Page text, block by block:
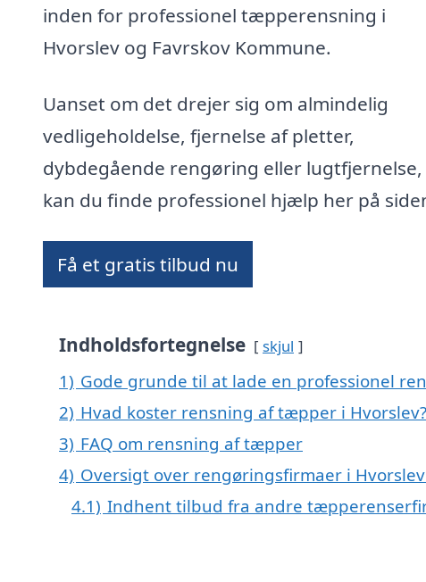
inden for professionel tæpperensning i
Hvorslev og Favrskov Kommune.
Uanset om det drejer sig om almindelig
vedligeholdelse, fjernelse af pletter,
dybdegående rengøring eller lugtfjernelse,
kan du finde professionel hjælp her på
Få et gratis tilbud nu
Indholdsfortegnelse skjul
1) Gode grunde til at lade en professionel
2) Hvad koster rensning af tæpper i Hvorslev?
3) FAQ om rensning af tæpper
4) Oversigt over rengøringsfirmaer i
4.1) Indhent tilbud fra andre